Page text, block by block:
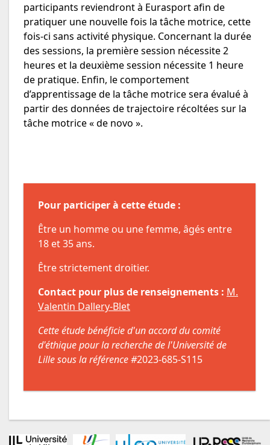
participants reviendront à Eurasport afin de
pratiquer une nouvelle fois la tâche motrice, cette
fois-ci sans activité physique. Concernant la durée
des sessions, la première session nécessite 2
heures et la deuxième session nécessite 1 heure
de pratique. Enfin, le comportement
d’apprentissage de la tâche motrice sera évalué à
partir des données de trajectoire récoltées sur la
tâche motrice « de novo ».
Pour participer à cette étude :
Être un homme ou une femme, âgés entre
18 et 35 ans.
Être strictement droitier.
Contact pour plus de renseignements : M.
Valentin Dallery-Blet
Cette étude bénéficie d'un accord du comité
d'éthique pour la recherche de l'Université de
Lille sous la référence #2023-685-S115